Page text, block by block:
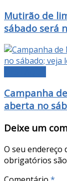
Mutirão de
sábado será
Campanha
aberta no
Deixe um
O seu endereço
obrigatórios